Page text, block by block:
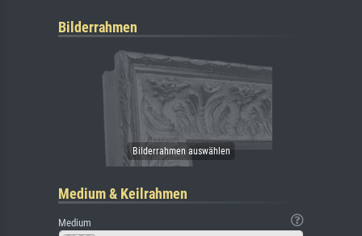
Bilderrahmen
Medium & Keilrahmen
Medium